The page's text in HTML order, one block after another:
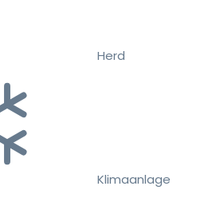
Herd
Klimaanlage